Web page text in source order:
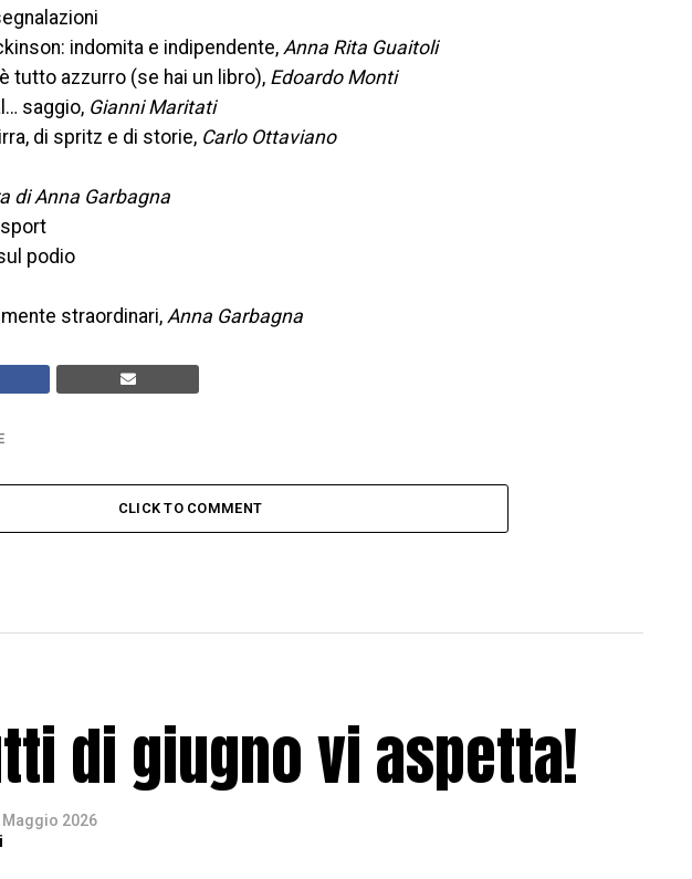
indomita e indipendente, Anna Rita Guaitoli
tutto azzurro (se hai un libro), Edoardo Monti
saggio, Gianni Maritati
di spritz e di storie, Carlo Ottaviano
di Anna Garbagna
podio
straordinari, Anna Garbagna
CLICK TO COMMENT
di giugno vi aspetta!
Maggio 2026